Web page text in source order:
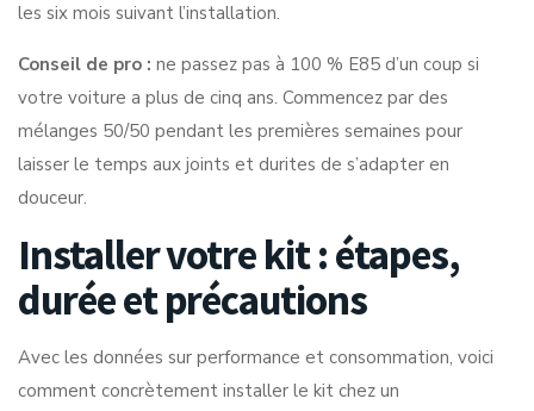
les six mois suivant l’installation.
Conseil de pro : ne passez pas à 100 % E85 d’un coup si
votre voiture a plus de cinq ans. Commencez par des
mélanges 50/50 pendant les premières semaines pour
laisser le temps aux joints et durites de s’adapter en
douceur.
Installer votre kit : étapes,
durée et précautions
Avec les données sur performance et consommation, voici
comment concrètement installer le kit chez un